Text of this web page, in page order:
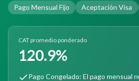
Pago Mensual Fijo Aceptación Visa
CAT promedio ponderado
120.9%
Pago Congelado: El pago mensual